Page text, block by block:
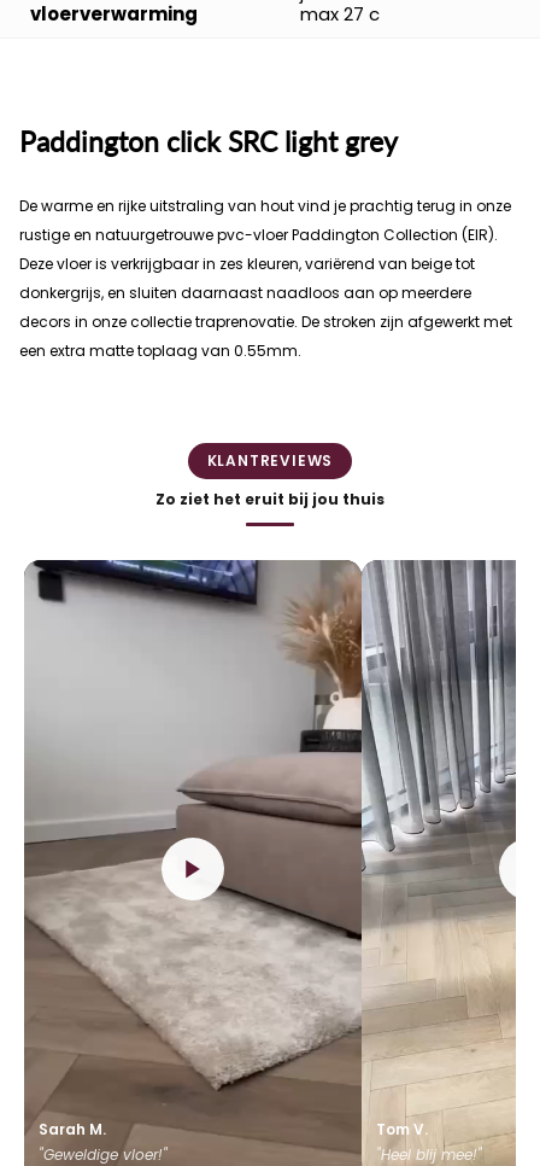
vloerverwarming
max 27 c
Paddington click SRC light grey
De warme en rijke uitstraling van hout vind je prachtig terug in onze
rustige en natuurgetrouwe pvc-vloer Paddington Collection (EIR).
Deze vloer is verkrijgbaar in zes kleuren, variërend van beige tot
donkergrijs, en sluiten daarnaast naadloos aan op meerdere
decors in onze collectie traprenovatie. De stroken zijn afgewerkt met
een extra matte toplaag van 0.55mm.
KLANTREVIEWS
Zo ziet het eruit bij jou thuis
Sarah M.
"Geweldige vloer!"
Tom V.
"Heel blij mee!"